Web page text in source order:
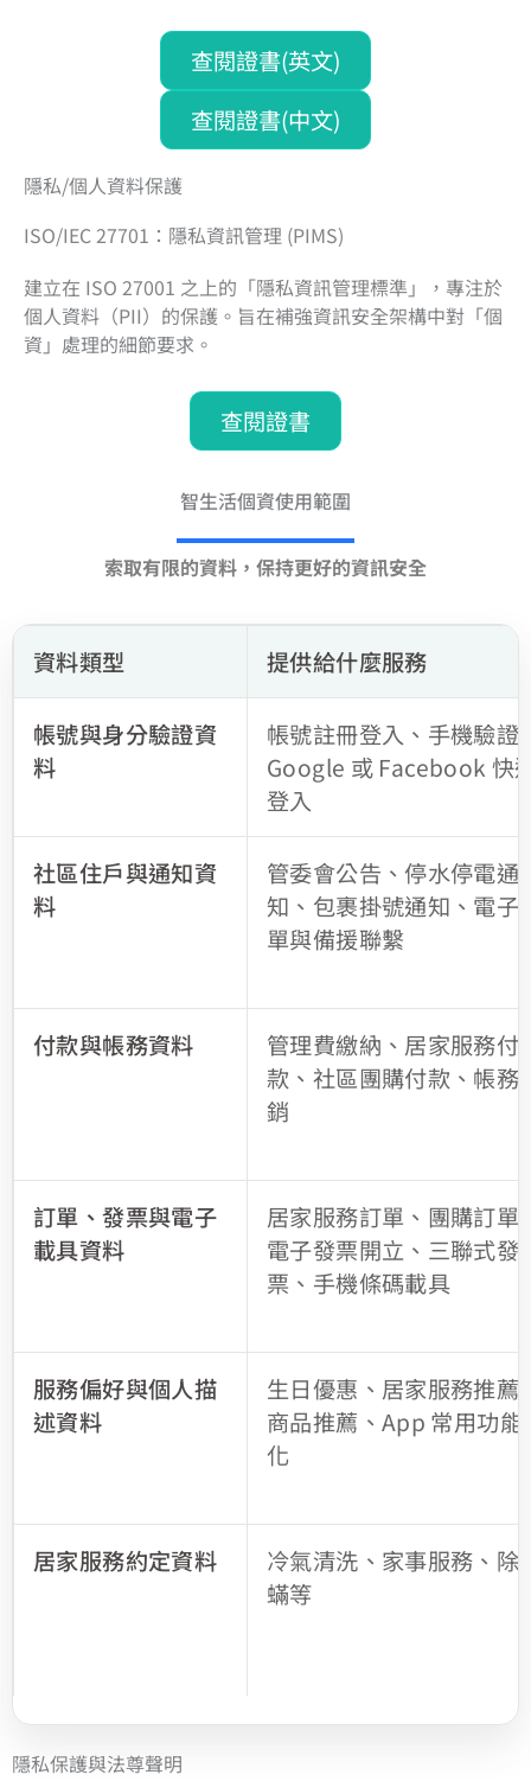
查閱證書(英文)
查閱證書(中文)
隱私/個人資料保護
ISO/IEC 27701：隱私資訊管理 (PIMS)
建立在 ISO 27001 之上的「隱私資訊管理標準」，專注於
個人資料（PII）的保護。旨在補強資訊安全架構中對「個
資」處理的細節要求。
查閱證書
智生活個資使用範圍
索取有限的資料，保持更好的資訊安全
資料類型 提供給什麼服務
帳號與身分驗證資
料
帳號註冊登入、手機驗證
Google 或 Facebook 快
登入
社區住戶與通知資
料
管委會公告、停水停電通
知、包裹掛號通知、電子
單與備援聯繫
付款與帳務資料
管理費繳納、居家服務付
款、社區團購付款、帳務
銷
訂單、發票與電子
載具資料
居家服務訂單、團購訂單
電子發票開立、三聯式發
票、手機條碼載具
服務偏好與個人描
述資料
生日優惠、居家服務推薦
商品推薦、App 常用功能
化
居家服務約定資料
冷氣清洗、家事服務、除
蟎等
隱私保護與法尊聲明